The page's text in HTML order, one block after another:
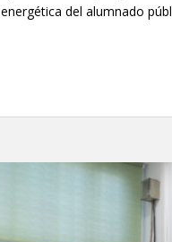
energética del alumnado